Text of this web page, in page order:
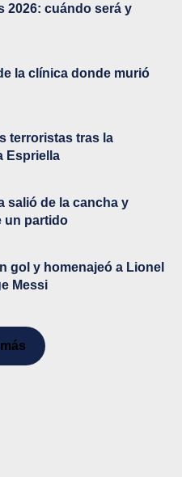
2026: cuándo será y
la clínica donde murió
terroristas tras la
Espriella
salió de la cancha y
un partido
gol y homenajeó a Lionel
Messi